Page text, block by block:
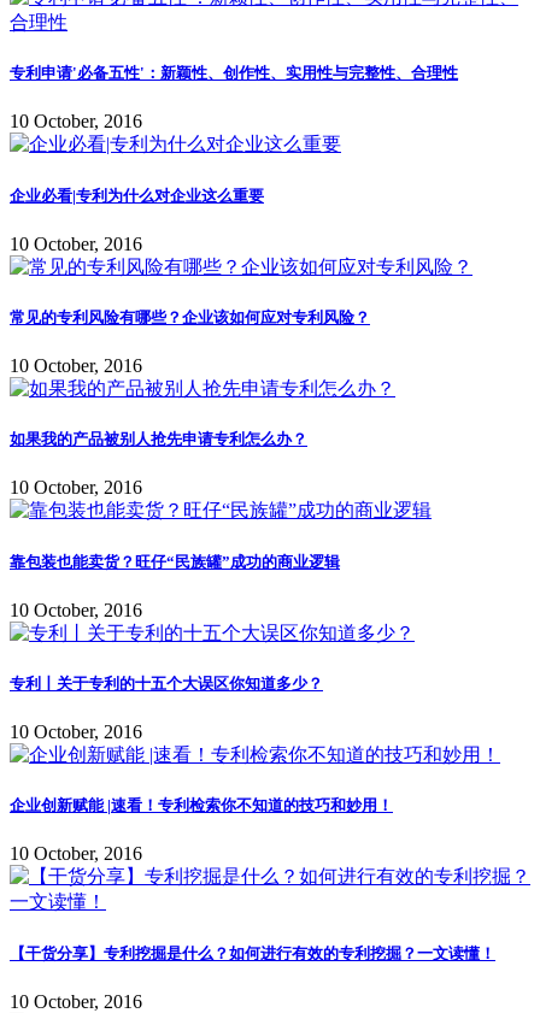
专利申请'必备五性'：新颖性、创作性、实用性与完整性、合理性
10 October, 2016
企业必看|专利为什么对企业这么重要
10 October, 2016
常见的专利风险有哪些？企业该如何应对专利风险？
10 October, 2016
如果我的产品被别人抢先申请专利怎么办？
10 October, 2016
靠包装也能卖货？旺仔“民族罐”成功的商业逻辑
10 October, 2016
专利丨关于专利的十五个大误区你知道多少？
10 October, 2016
企业创新赋能 |速看！专利检索你不知道的技巧和妙用！
10 October, 2016
【干货分享】专利挖掘是什么？如何进行有效的专利挖掘？一文读懂！
10 October, 2016